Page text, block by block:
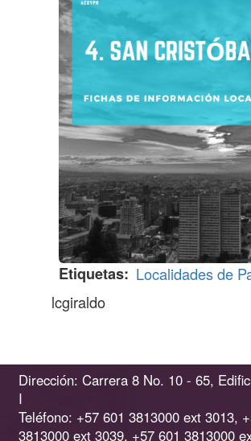
Etiquetas
Localidades de
lcgiraldo
Dirección: Carrera 8 No. 10 - 65,
I
Teléfono: +57 601 3813000 ext 3013,
3813000 ext 3039, +57 601 3813000